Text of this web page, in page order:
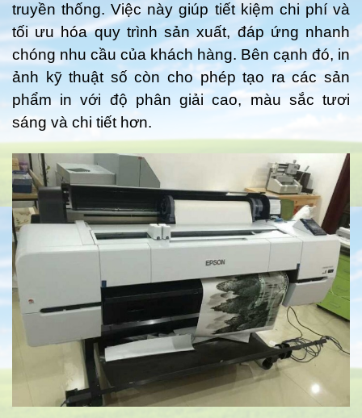
truyền thống. Việc này giúp tiết kiệm chi phí và
tối ưu hóa quy trình sản xuất, đáp ứng nhanh
chóng nhu cầu của khách hàng. Bên cạnh đó, in
ảnh kỹ thuật số còn cho phép tạo ra các sản
phẩm in với độ phân giải cao, màu sắc tươi
sáng và chi tiết hơn.